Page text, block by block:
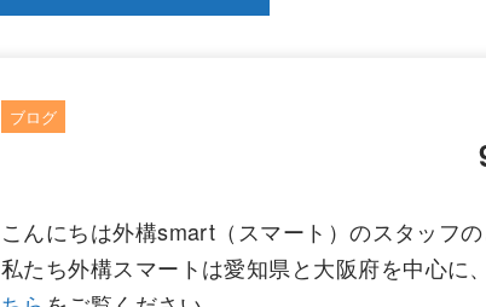
ブログ
こんにちは外構smart（スマート）のスタッフの
私たち外構スマートは愛知県と大阪府を中心に